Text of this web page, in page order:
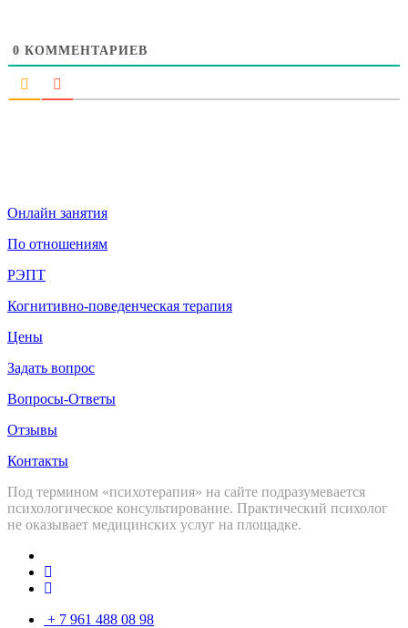
0 КОММЕНТАРИЕВ
Онлайн занятия
По отношениям
РЭПТ
Когнитивно-поведенческая терапия
Цены
Задать вопрос
Вопросы-Ответы
Отзывы
Контакты
Под термином «психотерапия» на сайте подразумевается
психологическое консультирование. Практический психолог
не оказывает медицинских услуг на площадке.
+ 7 961 488 08 98